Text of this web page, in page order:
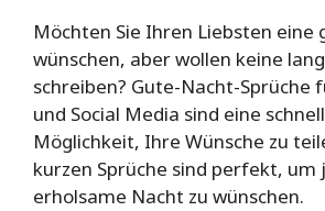
Möchten Sie Ihren Liebsten eine
wünschen, aber wollen keine
schreiben? Gute-Nacht-Sprüche
und Social Media sind eine
Möglichkeit, Ihre Wünsche zu
kurzen Sprüche sind perfekt, um
erholsame Nacht zu wünschen.